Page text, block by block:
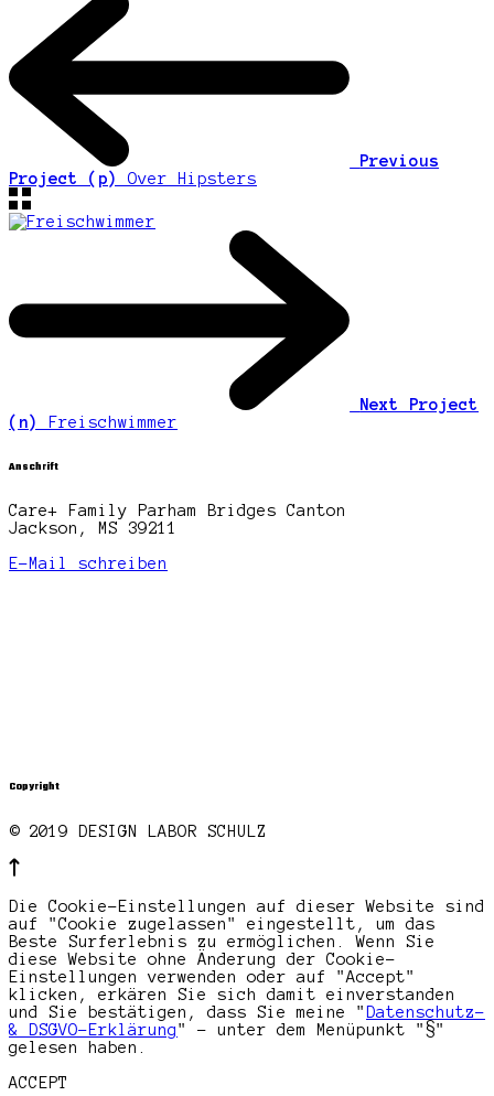
Previous
Project (p)Over Hipsters
Next Project
(n) Freischwimmer
Anschrift
Care+ Family Parham Bridges Canton
Jackson, MS 39211
E-Mail schreiben
Copyright
© 2019 DESIGN LABOR SCHULZ
Die Cookie-Einstellungen auf dieser Website sind
auf "Cookie zugelassen" eingestellt, um das
Beste Surferlebnis zu ermöglichen. Wenn Sie
diese Website ohne Änderung der Cookie-
Einstellungen verwenden oder auf "Accept"
klicken, erkären Sie sich damit einverstanden
und Sie bestätigen, dass Sie meine " Datenschutz-
& DSGVO-Erklärung" - unter dem Menüpunkt "§"
gelesen haben.
ACCEPT